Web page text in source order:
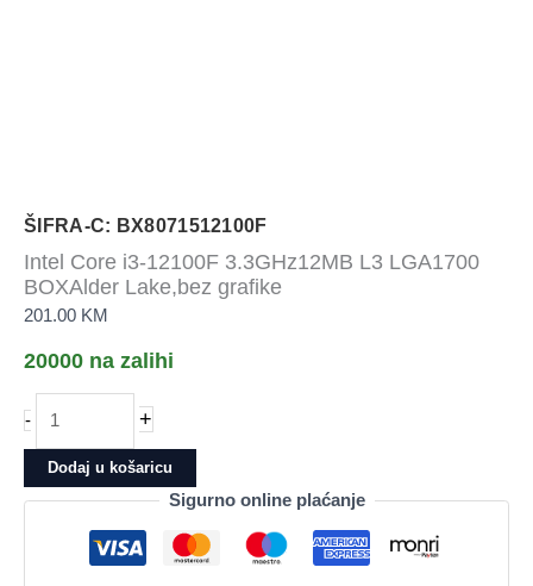
ŠIFRA-C: BX8071512100F
Intel Core i3-12100F 3.3GHz12MB L3 LGA1700
BOXAlder Lake,bez grafike
201.00 KM
20000 na zalihi
-
Core
i3-
12100F
LGA1700
+
Dodaj u košaricu
Sigurno online plaćanje